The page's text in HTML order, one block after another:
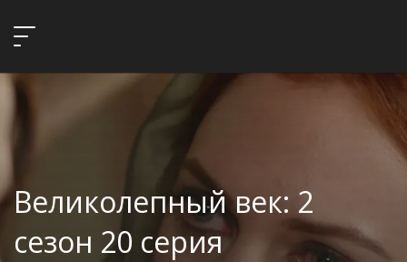
Великолепный век: 2
сезон 20 серия